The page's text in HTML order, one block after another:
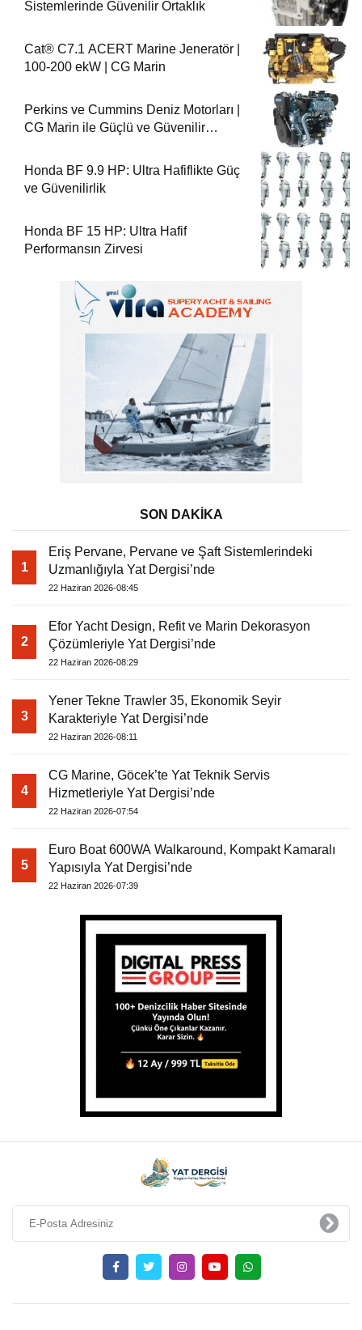
Sistemlerinde Güvenilir Ortaklık
Cat® C7.1 ACERT Marine Jeneratör |
100-200 ekW | CG Marin
Perkins ve Cummins Deniz Motorları |
CG Marin ile Güçlü ve Güvenilir
Honda BF 9.9 HP: Ultra Hafiflikte Güç
ve Güvenilirlik
Honda BF 15 HP: Ultra Hafif
Performansın Zirvesi
SON DAKİKA
1
Eriş Pervane, Pervane ve Şaft Sistemlerindeki
Uzmanlığıyla Yat Dergisi’nde
22 Haziran 2026-08:45
2
Efor Yacht Design, Refit ve Marin Dekorasyon
Çözümleriyle Yat Dergisi’nde
22 Haziran 2026-08:29
3
Yener Tekne Trawler 35, Ekonomik Seyir
Karakteriyle Yat Dergisi’nde
22 Haziran 2026-08:11
4
CG Marine, Göcek’te Yat Teknik Servis
Hizmetleriyle Yat Dergisi’nde
22 Haziran 2026-07:54
5
Euro Boat 600WA Walkaround, Kompakt Kamaralı
Yapısıyla Yat Dergisi’nde
22 Haziran 2026-07:39